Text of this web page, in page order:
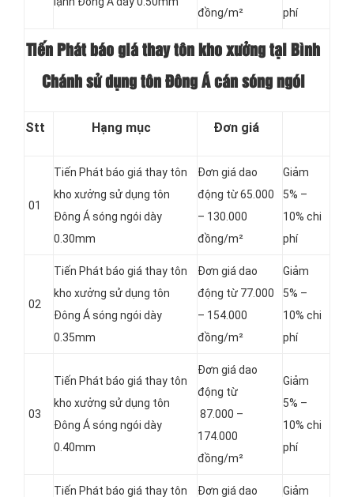
đồng/m²
phí
Tiến Phát báo giá thay tôn kho xưởng tại Bình
Chánh sử dụng tôn Đông Á cán sóng ngói
Stt Hạng mục Đơn giá
01
Tiến Phát báo giá thay tôn
kho xưởng sử dụng tôn
Đông Á sóng ngói dày
0.30mm
Đơn giá dao
động từ 65.000
– 130.000
đồng/m²
Giảm
5% –
10% chi
phí
02
Tiến Phát báo giá thay tôn
kho xưởng sử dụng tôn
Đông Á sóng ngói dày
0.35mm
Đơn giá dao
động từ 77.000
– 154.000
đồng/m²
Giảm
5% –
10% chi
phí
03
Tiến Phát báo giá thay tôn
kho xưởng sử dụng tôn
Đông Á sóng ngói dày
0.40mm
Đơn giá dao
động từ
87.000 –
174.000
đồng/m²
Giảm
5% –
10% chi
phí
Tiến Phát báo giá thay tôn
Đơn giá dao
Giảm